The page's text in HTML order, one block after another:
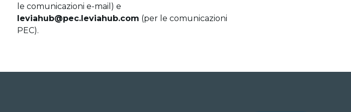
le comunicazioni e-mail) e
leviahub@pec.leviahub.com (per le comunicazioni
PEC).